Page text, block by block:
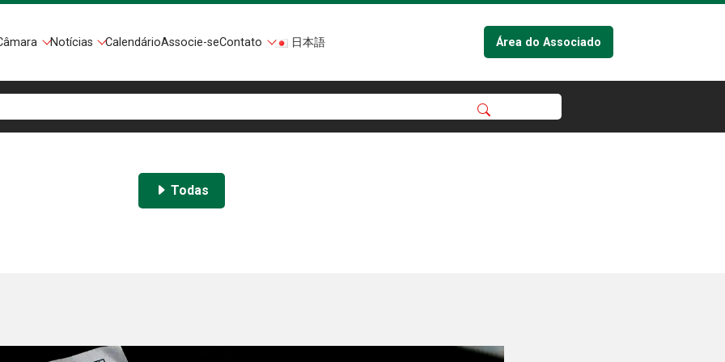
Notícias CalendárioAssocie-seContato 日本語 Área do Associado
Todas